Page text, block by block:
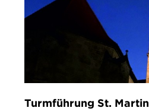
Turmführung St. Martin